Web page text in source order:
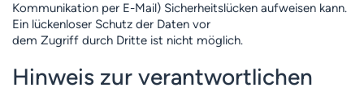
Kommunikation per E-Mail) Sicherheitslücken aufweisen kann.
Ein lückenloser Schutz der Daten vor
dem Zugriff durch Dritte ist nicht möglich.
Hinweis zur verantwortlichen